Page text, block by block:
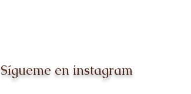
Sígueme en instagram